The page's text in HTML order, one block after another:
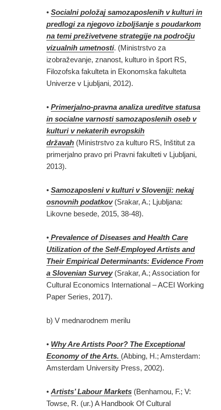
•Socialni položaj samozaposlenih v kulturi in
predlogi za njegovo izboljšanje s poudarkom
na temi preživetvene strategije na področju
vizualnih umetnosti. (Ministrstvo za
izobraževanje, znanost, kulturo in šport RS,
Filozofska fakulteta in Ekonomska fakulteta
Univerze v Ljubljani, 2012).
•Primerjalno-pravna analiza ureditve statusa
in socialne varnosti samozaposlenih oseb v
kulturi v nekaterih evropskih
državah (Ministrstvo za kulturo RS, Inštitut za
primerjalno pravo pri Pravni fakulteti v Ljubljani,
2013).
•Samozaposleni v kulturi v Sloveniji: nekaj
osnovnih podatkov(Srakar, A.; Ljubljana:
Likovne besede, 2015, 38-48).
• Prevalence of Diseases and Health Care
Utilization of the Self-Employed Artists and
Their Empirical Determinants: Evidence From
a Slovenian Survey(Srakar, A.; Association for
Cultural Economics International – ACEI Working
Paper Series, 2017).
b) V mednarodnem merilu
• Why Are Artists Poor? The Exceptional
Economy of the Arts. (Abbing, H.; Amsterdam:
Amsterdam University Press, 2002).
•Artists’ Labour Markets (Benhamou, F.; V:
Towse, R. (ur.) A Handbook Of Cultural